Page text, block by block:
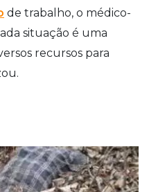
de trabalho, o médico-
situação é uma
recursos para